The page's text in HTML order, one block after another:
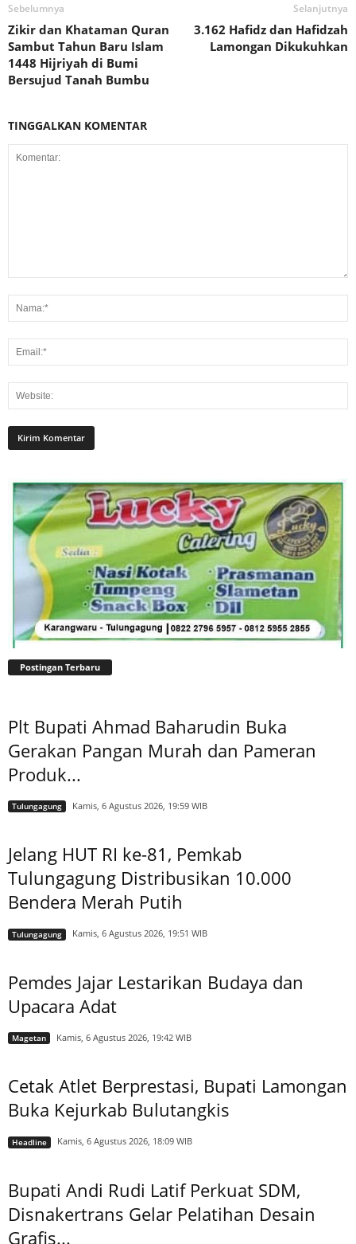
Sebelumnya
Zikir dan Khataman Quran
Sambut Tahun Baru Islam
1448 Hijriyah di Bumi
Bersujud Tanah Bumbu
Selanjutnya
3.162 Hafidz dan Hafidzah
Lamongan Dikukuhkan
TINGGALKAN KOMENTAR
Postingan Terbaru
Plt Bupati Ahmad Baharudin Buka
Gerakan Pangan Murah dan Pameran
Produk...
Tulungagung Kamis, 6 Agustus 2026, 19:59 WIB
Jelang HUT RI ke-81, Pemkab
Tulungagung Distribusikan 10.000
Bendera Merah Putih
Tulungagung Kamis, 6 Agustus 2026, 19:51 WIB
Pemdes Jajar Lestarikan Budaya dan
Upacara Adat
Magetan Kamis, 6 Agustus 2026, 19:42 WIB
Cetak Atlet Berprestasi, Bupati Lamongan
Buka Kejurkab Bulutangkis
Headline Kamis, 6 Agustus 2026, 18:09 WIB
Bupati Andi Rudi Latif Perkuat SDM,
Disnakertrans Gelar Pelatihan Desain
Grafis...